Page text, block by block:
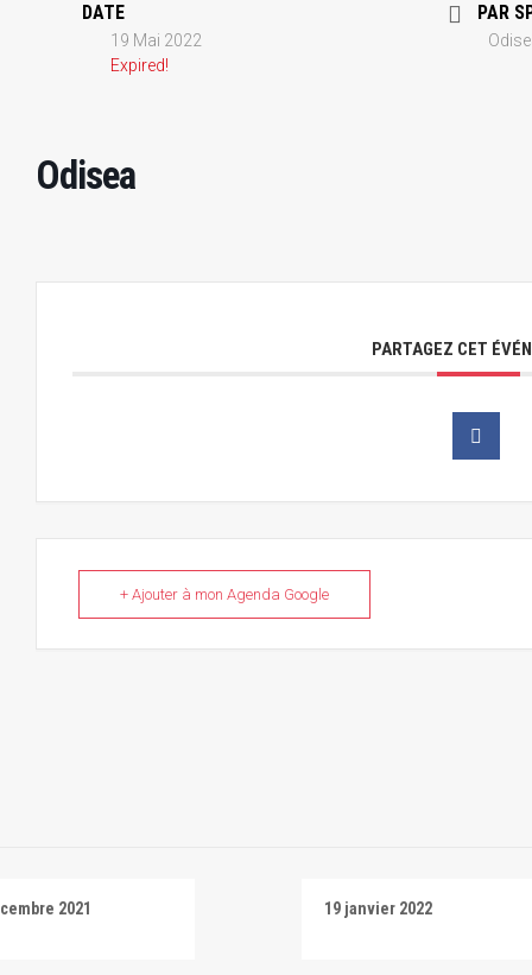
DATE
19 Mai 2022
Expired!
PAR
Odisea
PARTAGEZ CET
+ Ajouter à mon Agenda Google
2021 19 janvier 2022